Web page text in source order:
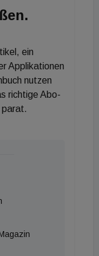
Florian
(CSO) das
mit
CFO-
Vorstandsteam
bestehen
die beiden
ein
Applikationen
nutzen
richtige Abo-
parat.